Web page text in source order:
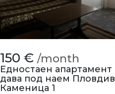
150 € /month
Едностаен апартамент
дава под наем Пловдив
Каменица 1